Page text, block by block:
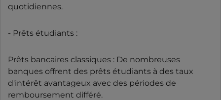
quotidiennes.
- Prêts étudiants :
Prêts bancaires classiques : De nombreuses
banques offrent des prêts étudiants à des taux
d'intérêt avantageux avec des périodes de
remboursement différé.